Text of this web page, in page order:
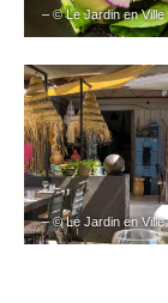
– © Le Jardin en Ville
– © Le Jardin en Ville